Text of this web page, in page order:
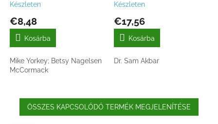
Készleten
€8,48
Kosárba
Mike Yorkey; Betsy Nagelsen
McCormack
Készleten
€17,56
Kosárba
Dr. Sam Akbar
ÖSSZES KAPCSOLÓDÓ TERMÉK MEGJELENÍTÉSE